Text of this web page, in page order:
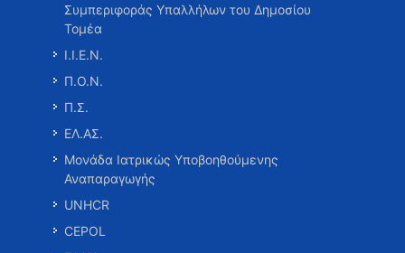
Συμπεριφοράς Υπαλλήλων του Δημοσίου
Τομέα
Ι.Ι.Ε.Ν.
Π.Ο.Ν.
Π.Σ.
ΕΛ.ΑΣ.
Μονάδα Ιατρικώς Υποβοηθούμενης
Αναπαραγωγής
UNHCR
CEPOL